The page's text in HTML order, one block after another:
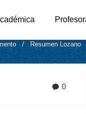
Lozano
/ Resumen Lozano
0